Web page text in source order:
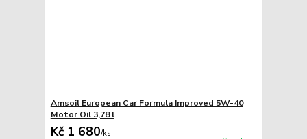
Amsoil European Car Formula Improved 5W-40
Motor Oil 3,78 l
Kč 1 680/ks